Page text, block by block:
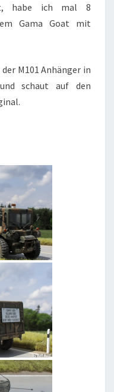
habe ich mal 8
Gama Goat mit
M101 Anhänger in
und schaut auf den